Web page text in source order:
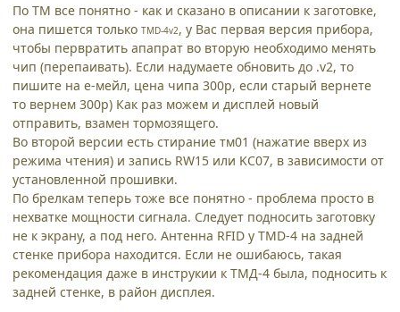
По ТМ все понятно - как и сказано в описании к заготовке,
она пишется только TMD-4v2, у Вас первая версия прибора,
чтобы первратить апапрат во вторую необходимо менять
чип (перепаивать). Если надумаете обновить до .v2, то
пишите на е-мейл, цена чипа 300р, если старый вернете
то вернем 300р) Как раз можем и дисплей новый
отправить, взамен тормозящего.
Во второй версии есть стирание тм01 (нажатие вверх из
режима чтения) и запись RW15 или KC07, в зависимости от
установленной прошивки.
По брелкам теперь тоже все понятно - проблема просто в
нехватке мощности сигнала. Следует подносить заготовку
не к экрану, а под него. Антенна RFID у TMD-4 на задней
стенке прибора находится. Если не ошибаюсь, такая
рекомендация даже в инструкии к ТМД-4 была, подносить к
задней стенке, в район дисплея.